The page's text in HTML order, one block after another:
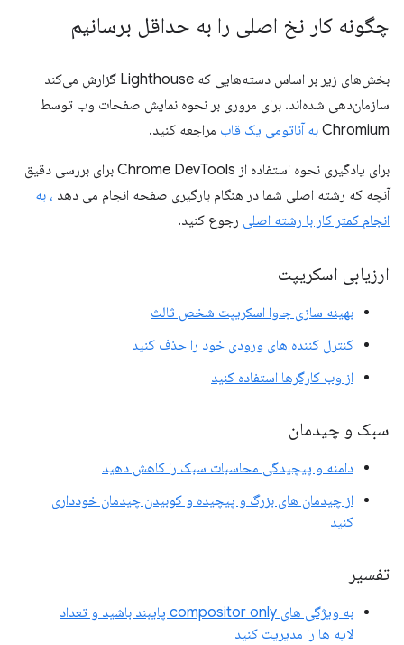
چگونه کار نخ اصلی را به حداقل برسانیم
بخش‌های زیر بر اساس دسته‌هایی که Lighthouse گزارش می‌کند
سازمان‌دهی شده‌اند. برای مروری بر نحوه نمایش صفحات وب توسط
Chromium به آناتومی یک قاب مراجعه کنید.
برای یادگیری نحوه استفاده از Chrome DevTools برای بررسی دقیق
آنچه که رشته اصلی شما در هنگام بارگیری صفحه انجام می دهد ، به
انجام کمتر کار با رشته اصلی رجوع کنید.
ارزیابی اسکریپت
بهینه سازی جاوا اسکریپت شخص ثالث
کنترل کننده های ورودی خود را حذف کنید
از وب کارگرها استفاده کنید
سبک و چیدمان
دامنه و پیچیدگی محاسبات سبک را کاهش دهید
از چیدمان های بزرگ و پیچیده و کوبیدن چیدمان خودداری
کنید
تفسیر
به ویژگی های compositor only پایبند باشید و تعداد
لایه ها را مدیریت کنید